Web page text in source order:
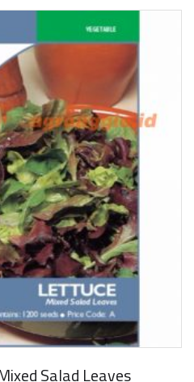
Salad Leaves